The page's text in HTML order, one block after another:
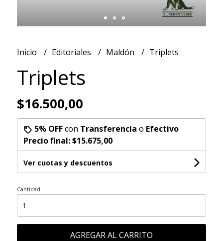
Inicio Editoriales Maldón Triplets
Triplets
$16.500,00
5% OFFcon Transferencia o Efectivo
Precio final:$15.675,00
Ver cuotas y descuentos
Cantidad
AGREGAR AL CARRITO